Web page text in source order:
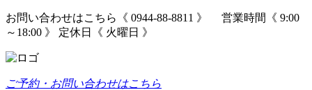
お問い合わせはこちら《 0944-88-8811 》 営業時間《 9:00
～18:00 》 定休日《 火曜日 》
ご予約・お問い合わせはこちら